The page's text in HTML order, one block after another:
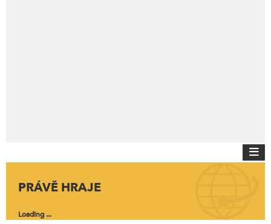
PRÁVĚ HRAJE
Loading ...